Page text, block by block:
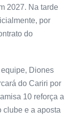
2027. Na tarde
por
do
Diones
do Cariri por
10 reforça a
clube e a aposta